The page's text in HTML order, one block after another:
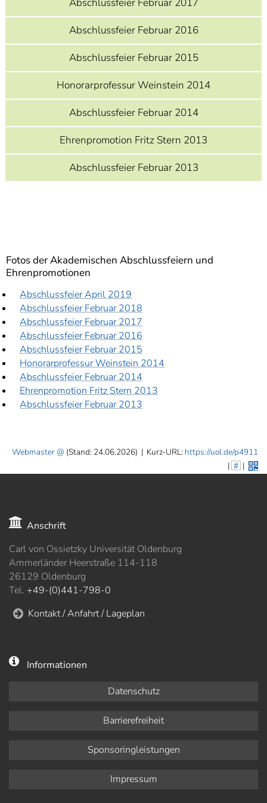
7]
Informationen zur
Barrierefreiheit
Abschlussfeier Februar 2016
Abschlussfeier Februar 2015
Honorarprofessur Weinstein 2014
Abschlussfeier Februar 2014
Ehrenpromotion Fritz Stern 2013
Abschlussfeier Februar 2013
Fotos der Akademischen Abschlussfeiern und
Ehrenpromotionen
Abschlussfeier April 2019
Abschlussfeier Februar 2018
Abschlussfeier Februar 2017
Abschlussfeier Februar 2016
Abschlussfeier Februar 2015
Honorarprofessur Weinstein 2014
Abschlussfeier Februar 2014
Ehrenpromotion Fritz Stern 2013
Abschlussfeier Februar 2013
Webmaster (Stand: 24.06.2026) | Kurz-URL: https://uol.de/p4911
| # |
Anschrift
Carl von Ossietzky Universität Oldenburg
Ammerländer Heerstraße 114-118
26129 Oldenburg
Tel. +49-(0)441-798-0
Kontakt / Anfahrt / Lageplan
Informationen
Datenschutz
Barrierefreiheit
Sponsoringleistungen
Impressum